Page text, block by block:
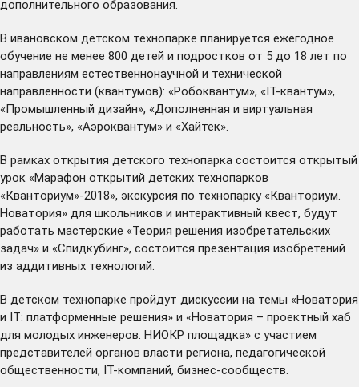
дополнительного образования.
В ивановском детском технопарке планируется ежегодное
обучение не менее 800 детей и подростков от 5 до 18 лет по
направлениям естественнонаучной и технической
направленности (квантумов): «Робоквантум», «IT-квантум»,
«Промышленный дизайн», «Дополненная и виртуальная
реальность», «Аэроквантум» и «Хайтек».
В рамках открытия детского технопарка состоится открытый
урок «Марафон открытий детских технопарков
«Кванториум»-2018», экскурсия по технопарку «Кванториум.
Новатория» для школьников и интерактивный квест, будут
работать мастерские «Теория решения изобретательских
задач» и «Спидкубинг», состоится презентация изобретений
из аддитивных технологий.
В детском технопарке пройдут дискуссии на темы «Новатория
и IT: платформенные решения» и «Новатория – проектный хаб
для молодых инженеров. НИОКР площадка» с участием
представителей органов власти региона, педагогической
общественности, IT-компаний, бизнес-сообществ.